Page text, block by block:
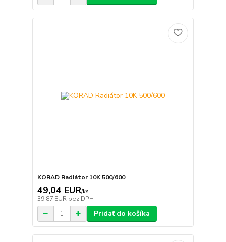
KORAD Radiátor 10K 500/600
49,04 EUR/ks
39,87 EUR bez DPH
Pridať do košíka